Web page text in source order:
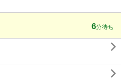
6分待ち

